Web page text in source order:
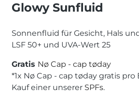
Glowy Sunfluid
Sonnenfluid für Gesicht, Hals
LSF 50+ und UVA-Wert 25
Gratis Nø Cap - cap tøday
*1x Nø Cap - cap tøday gratis
Kauf einer unserer SPFs.